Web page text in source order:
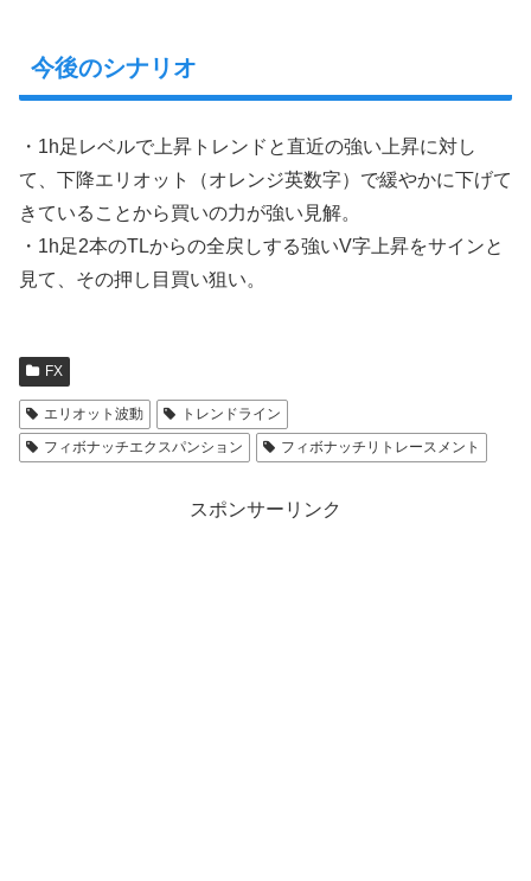
今後のシナリオ
・1h足レベルで上昇トレンドと直近の強い上昇に対し
て、下降エリオット（オレンジ英数字）で緩やかに下げて
きていることから買いの力が強い見解。
・1h足2本のTLからの全戻しする強いV字上昇をサインと
見て、その押し目買い狙い。
FX
エリオット波動
トレンドライン
フィボナッチエクスパンション
フィボナッチリトレースメント
スポンサーリンク